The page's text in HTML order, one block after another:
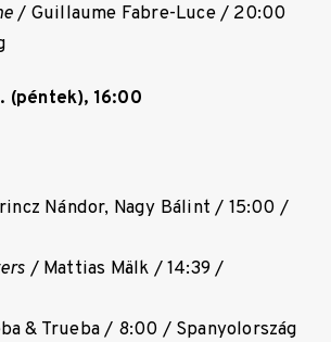
/ Guillaume Fabre-Luce / 20:00
(péntek), 16:00
Nándor, Nagy Bálint / 15:00 /
/ Mattias Mälk / 14:39 /
& Trueba / 8:00 / Spanyolország